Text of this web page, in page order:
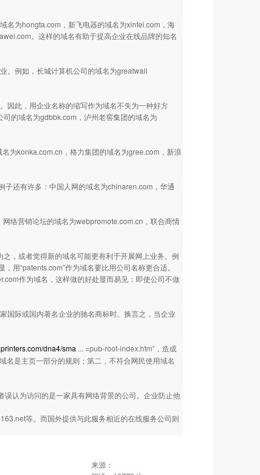
名为hongta.com，新飞电器的域名为xinfei.com，海
。这样的域名有助于提高企业在线品牌的知名
。例如，长城计算机公司的域名为greatwall
因此，用企业名称的缩写作为域名不失为一种好方
的域名为gdbbk.com，泸州老窖集团的域名为
为konka.com.cn，格力集团的域名为gree.com，新浪
子还有许多：中国人网的域名为chinaren.com，华通
络营销论坛的域名为webpromote.com.cn，联合商情
，或者觉得新的域名可能更有利于开展网上业务。例
用“patents.com”作为域名要比用公司名称更合适。
作为域名，这样做的好处显而易见：即使公司不做
国际或国内著名企业的驰名商标时。换言之，当企业
dna4/sma ... =pub-root-index.htm”，造成
是主页一部分的规则；第二，不符合网民使用域名
认为访问的是一家具有网络背景的公司。企业防止他
等。而国外提供与此服务相近的在线服务公司则
来源：